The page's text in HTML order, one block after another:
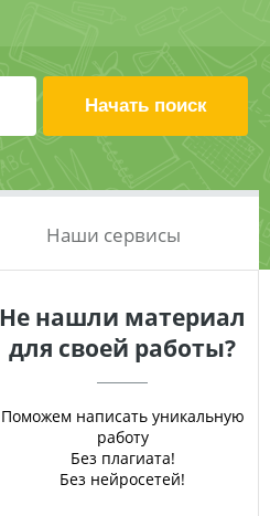
Наши сервисы
Не нашли материал
для своей работы?
Поможем написать уникальную
работу
Без плагиата!
Без нейросетей!